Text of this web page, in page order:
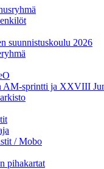
suunnistuskoulu 2026
AM-sprintti ja XXVIII
/ Mobo
pihakartat